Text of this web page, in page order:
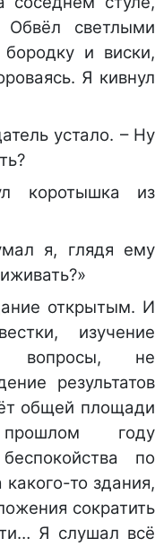
Обвёл светлыми
бородку и виски,
Я кивнул
устало. – Ну
коротышка из
я, глядя ему
открытым. И
изучение
вопросы, не
результатов
общей площади
году
по
то здания,
сократить
Я слушал всё